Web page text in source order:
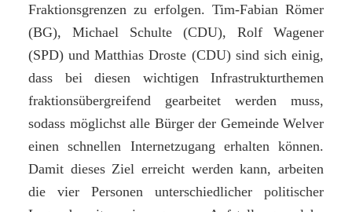
Fraktionsgrenzen zu erfolgen. Tim-Fabian Römer
(BG), Michael Schulte (CDU), Rolf Wagener
(SPD) und Matthias Droste (CDU) sind sich einig,
dass bei diesen wichtigen Infrastrukturthemen
fraktionsübergreifend gearbeitet werden muss,
sodass möglichst alle Bürger der Gemeinde Welver
einen schnellen Internetzugang erhalten können.
Damit dieses Ziel erreicht werden kann, arbeiten
die vier Personen unterschiedlicher politischer